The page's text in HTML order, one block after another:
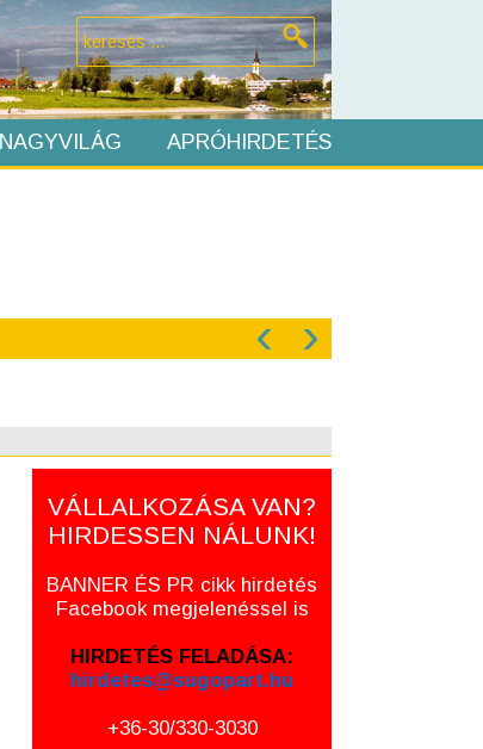
NAGYVILÁG APRÓHIRDETÉS
‹ ›
VÁLLALKOZÁSA VAN?
HIRDESSEN NÁLUNK!
BANNER ÉS PR cikk hirdetés
Facebook megjelenéssel is
HIRDETÉS FELADÁSA:
hirdetes@sugopart.hu
+36-30/330-3030